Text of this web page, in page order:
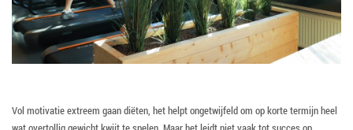
Vol motivatie extreem gaan diëten, het helpt ongetwijfeld om op korte termijn heel